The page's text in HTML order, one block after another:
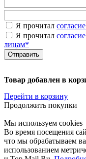
Я прочитал
Я прочитал
лицам*
Товар добавлен в
Перейти в корзину
Продолжить покупки
Мы используем cookies
Во время посещения
что мы обрабатываем
использованием